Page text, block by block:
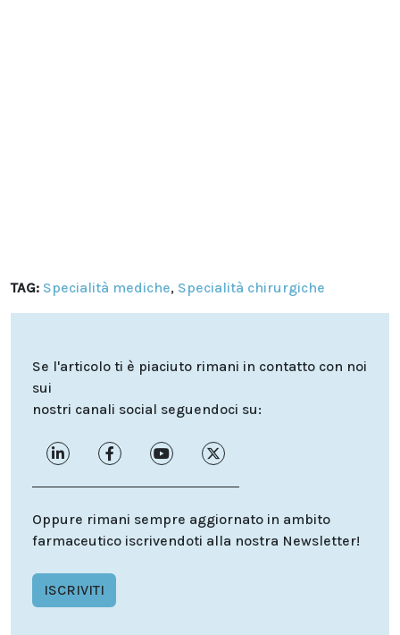
TAG: Specialità mediche, Specialità chirurgiche
Se l'articolo ti è piaciuto rimani in contatto con noi
sui
nostri canali social seguendoci su:
Oppure rimani sempre aggiornato in ambito
farmaceutico iscrivendoti alla nostra Newsletter!
ISCRIVITI